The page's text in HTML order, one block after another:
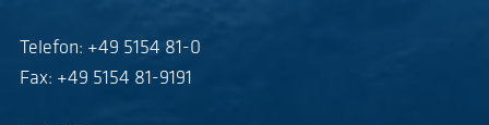
Telefon: +49 5154 81-0
Fax: +49 5154 81-9191